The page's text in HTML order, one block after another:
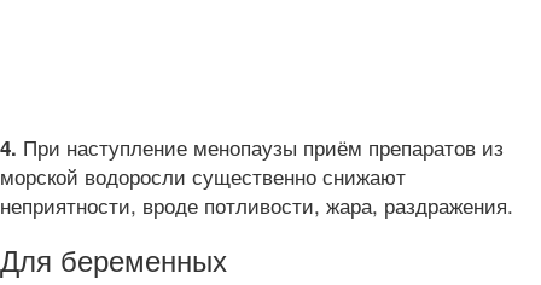
4. При наступление менопаузы приём препаратов из
морской водоросли существенно снижают
неприятности, вроде потливости, жара, раздражения.
Для беременных